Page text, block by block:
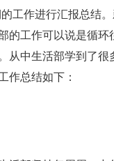
作进行汇报总结。
工作可以说是循环
从中生活部学到了很
作总结如下：